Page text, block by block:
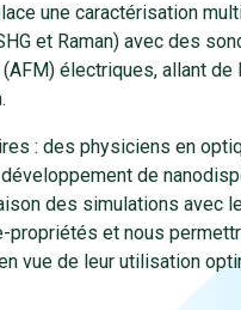
une caractérisation
et Raman) avec des
électriques, allant de
: des physiciens en
de
des simulations avec
propriétés et nous
vue de leur utilisation